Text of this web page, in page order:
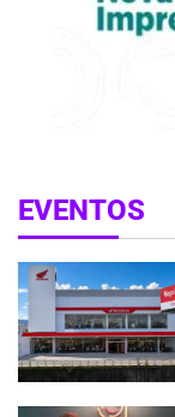
EVENTOS